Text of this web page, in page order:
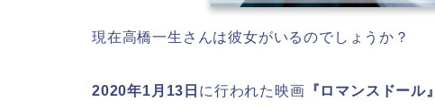
現在高橋一生さんは彼女がいるのでしょうか？
2020年1月13日 に行われた映画 『ロマンスドール』